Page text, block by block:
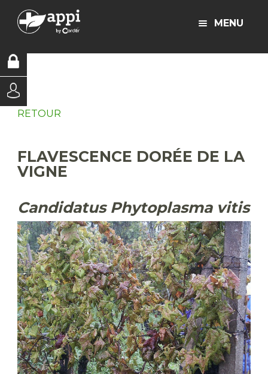
MENU
RETOUR
FLAVESCENCE DORÉE DE LA
VIGNE
Candidatus Phytoplasma vitis